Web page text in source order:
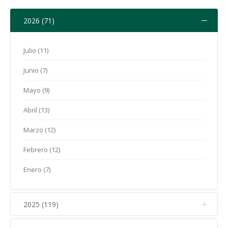
2026 (71)
Julio (11)
Junio (7)
Mayo (9)
Abril (13)
Marzo (12)
Febrero (12)
Enero (7)
2025 (119)